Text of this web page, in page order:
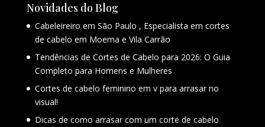
Novidades do Blog
Cabeleireiro em São Paulo , Especialista em cortes
de cabelo em Moema e Vila Carrão
Tendências de Cortes de Cabelo para 2026: O Guia
Completo para Homens e Mulheres
Cortes de cabelo feminino em v para arrasar no
visual!
Dicas de como arrasar com um corte de cabelo